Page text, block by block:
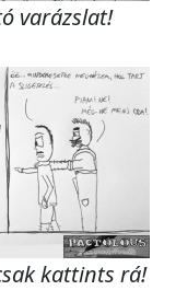
varázslat!
kattints rá!